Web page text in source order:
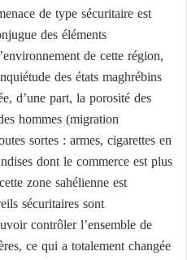
de type sécuritaire est
des éléments
de cette région,
des états maghrébins
d’une part, la porosité des
hommes (migration
sortes : armes, cigarettes en
dont le commerce est plus
zone sahélienne est
sécuritaires sont
contrôler l’ensemble de
ce qui a totalement changée